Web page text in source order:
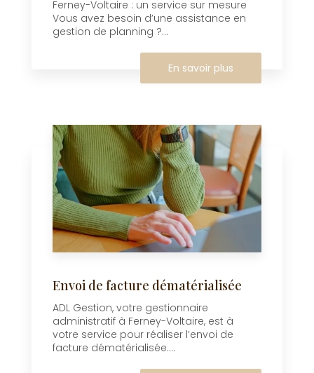
Ferney-Voltaire : un service sur mesure
Vous avez besoin d’une assistance en
gestion de planning ?...
En savoir plus
Envoi de facture dématérialisée
ADL Gestion, votre gestionnaire
administratif à Ferney-Voltaire, est à
votre service pour réaliser l’envoi de
facture dématérialisée....